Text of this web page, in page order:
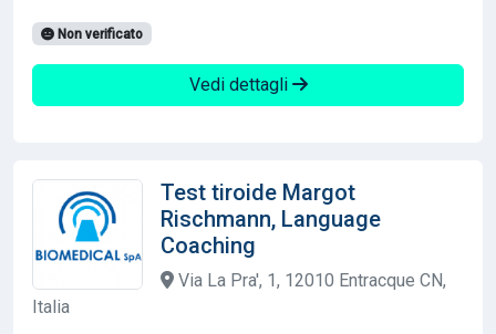
Non verificato
Vedi dettagli
Test tiroide Margot
Rischmann, Language
Coaching
Via La Pra', 1, 12010 Entracque CN,
Italia